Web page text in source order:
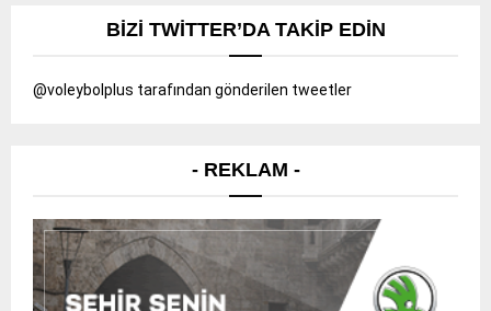
BIZI TWITTER’DA TAKIP EDIN
@voleybolplus tarafından gönderilen tweetler
- REKLAM -